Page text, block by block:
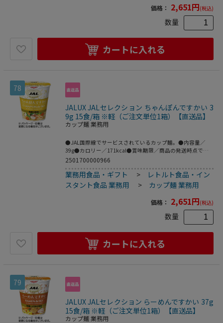
価格： 2,651円(税込)
数量
カートに入れる
78
JALUX JALセレクション ちゃんぽんですかい 3
9g 15食/箱 ※軽（ご注文単位1箱）【直送品】
カップ麺 業務用
●JAL国際線でサービスされているカップ麺。●内容量／
39g●カロリー／171kcal●賞味期限／商品の発送時点で、
賞味期限まで残り60日以上の商品をお届けします。●ちゃん
ケージデザインおよび仕様が変更になる場合がございます。
●海鮮の旨味。15食です。●おやつや間食にちょうどいいコ
ンパクトサイズ。
2501700000966
業務用食品・ギフト >
レトルト食品・イン
スタント食品 業務用
> カップ麺 業務用
価格： 2,651円(税込)
数量
カートに入れる
79
JALUX JALセレクション らーめんですかい 37g
15食/箱 ※軽（ご注文単位1箱）【直送品】
カップ麺 業務用